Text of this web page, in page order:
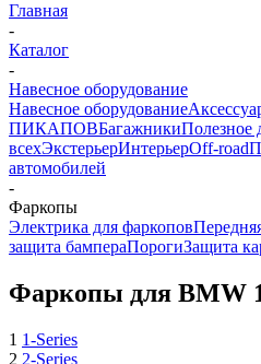
Главная
-
Каталог
-
Навесное оборудование
Навесное оборудование
ПИКАПОВБагажникиПолезное
всехЭкстерьерИнтерьерOff-road
автомобилей
-
Фаркопы
Электрика для фаркопов
защита бампераПорогиЗащита
Фаркопы для BMW
1 1-Series
2 2-Series